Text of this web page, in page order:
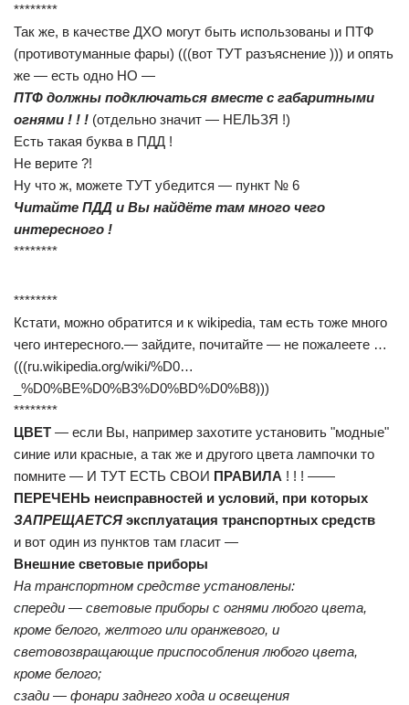
********
Так же, в качестве ДХО могут быть использованы и ПТФ
(противотуманные фары) (((вот ТУТ разъяснение ))) и опять
же — есть одно НО —
ПТФ должны подключаться вместе с габаритными
огнями ! ! ! (отдельно значит — НЕЛЬЗЯ !)
Есть такая буква в ПДД !
Не верите ?!
Ну что ж, можете ТУТ убедится — пункт № 6
Читайте ПДД и Вы найдёте там много чего
интересного !
********
********
Кстати, можно обратится и к wikipedia, там есть тоже много
чего интересного.— зайдите, почитайте — не пожалеете …
(((ru.wikipedia.org/wiki/%D0…
_%D0%BE%D0%B3%D0%BD%D0%B8)))
********
ЦВЕТ — если Вы, например захотите установить "модные"
синие или красные, а так же и другого цвета лампочки то
помните — И ТУТ ЕСТЬ СВОИ ПРАВИЛА ! ! ! ——
ПЕРЕЧЕНЬ неисправностей и условий, при которых
ЗАПРЕЩАЕТСЯэксплуатация транспортных средств
и вот один из пунктов там гласит —
Внешние световые приборы
На транспортном средстве установлены:
спереди — световые приборы с огнями любого цвета,
кроме белого, желтого или оранжевого, и
световозвращающие приспособления любого цвета,
кроме белого;
сзади — фонари заднего хода и освещения